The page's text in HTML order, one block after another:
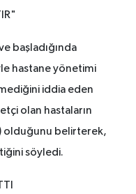
başladığında
hastane yönetimi
iddia eden
olan hastaların
olduğunu belirterek,
söyledi.